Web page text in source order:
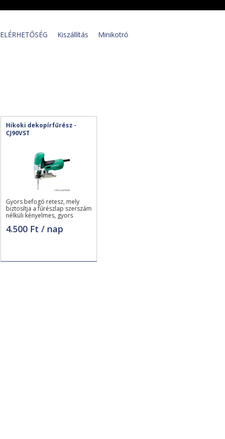
ELÉRHETŐSÉG Kiszállítás Minikotró
Hikoki dekopírfűrész -
CJ90VST
Gyors befogó retesz, mely
biztosítja a fűrészlap szerszám
nélküli kényelmes, gyors
4.500 Ft / nap